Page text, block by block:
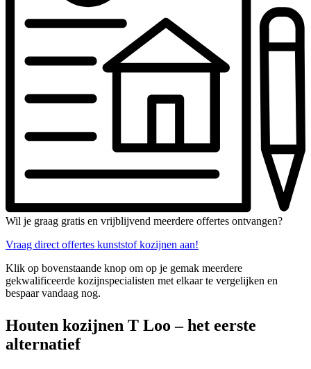
Wil je graag gratis en vrijblijvend meerdere offertes ontvangen?
Vraag direct offertes kunststof kozijnen aan!
Klik op bovenstaande knop om op je gemak meerdere
gekwalificeerde kozijnspecialisten met elkaar te vergelijken en
bespaar vandaag nog.
Houten kozijnen T Loo – het eerste
alternatief